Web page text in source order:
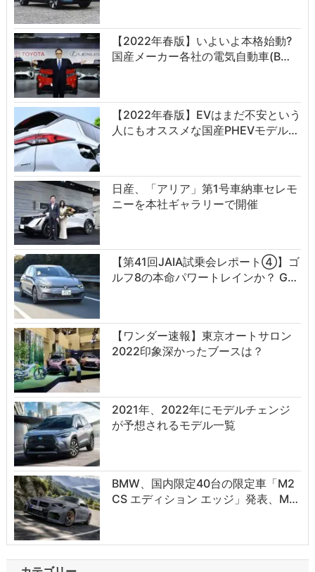
【2022年春版】いよいよ本格始動?
国産メーカー各社の電気自動車(B…
【2022年春版】EVはまだ不安という
人にもオススメな国産PHEVモデル…
日産、「アリア」第1号車納車セレモ
ニーを本社ギャラリーで開催
【第41回JAIA試乗会レポート④】ゴ
ルフ8の本命パワートレインか？ G…
【ワンダー速報】東京オートサロン
2022印象深かったブースは？
2021年、2022年にモデルチェンジ
が予想されるモデル一覧
BMW、国内限定40台の限定車「M2
CS エディション エッジ」発表、M…